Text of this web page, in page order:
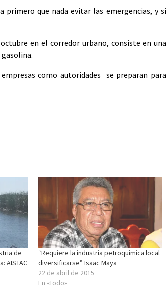
primero que nada evitar las emergencias, y si
en el corredor urbano, consiste en una
como autoridades se preparan para
de
AISTAC
“Requiere la industria petroquímica local
diversificarse” Isaac Maya
22 de abril de 2015
En «Todo»